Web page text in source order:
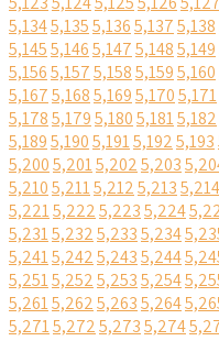
5,1345,1355,1365,1375,138
5,1455,1465,1475,1485,149
5,1565,1575,1585,1595,160
5,1675,1685,1695,1705,171
5,1785,1795,1805,1815,182
5,1895,1905,1915,1925,193
5,2005,2015,2025,203
5,2105,2115,2125,2135,214
5,2215,2225,2235,224
5,2315,2325,2335,234
5,2415,2425,2435,244
5,2515,2525,2535,254
5,2615,2625,2635,264
5,2715,2725,2735,274